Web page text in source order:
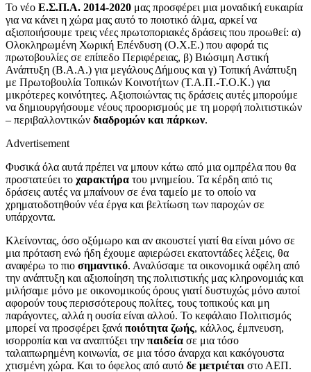
Το νέο Ε.Σ.Π.Α. 2014-2020 μας προσφέρει μια μοναδική ευκαιρία
για να κάνει η χώρα μας αυτό το ποιοτικό άλμα, αρκεί να
αξιοποιήσουμε τρεις νέες πρωτοποριακές δράσεις που προωθεί: α)
Ολοκληρωμένη Χωρική Επένδυση (Ο.Χ.Ε.) που αφορά τις
πρωτοβουλίες σε επίπεδο Περιφέρειας, β) Βιώσιμη Αστική
Ανάπτυξη (Β.Α.Α.) για μεγάλους Δήμους και γ) Τοπική Ανάπτυξη
με Πρωτοβουλία Τοπικών Κοινοτήτων (Τ.Α.Π.-Τ.Ο.Κ.) για
μικρότερες κοινότητες. Αξιοποιώντας τις δράσεις αυτές μπορούμε
να δημιουργήσουμε νέους προορισμούς με τη μορφή πολιτιστικών
– περιβαλλοντικών διαδρομών και πάρκων.
Advertisement
Φυσικά όλα αυτά πρέπει να μπουν κάτω από μια ομπρέλα που θα
προστατεύει το χαρακτήρα του μνημείου. Τα κέρδη από τις
δράσεις αυτές να μπαίνουν σε ένα ταμείο με το οποίο να
χρηματοδοτηθούν νέα έργα και βελτίωση των παροχών σε
υπάρχοντα.
Κλείνοντας, όσο οξύμωρο και αν ακουστεί γιατί θα είναι μόνο σε
μια πρόταση ενώ ήδη έχουμε αφιερώσει εκατοντάδες λέξεις, θα
αναφέρω το πιο σημαντικό. Αναλύσαμε τα οικονομικά οφέλη από
την ανάπτυξη και αξιοποίηση της πολιτιστικής μας κληρονομιάς και
μιλήσαμε μόνο με οικονομικούς όρους γιατί δυστυχώς μόνο αυτοί
αφορούν τους περισσότερους πολίτες, τους τοπικούς και μη
παράγοντες, αλλά η ουσία είναι αλλού. Το κεφάλαιο Πολιτισμός
μπορεί να προσφέρει ξανά ποιότητα ζωής, κάλλος, έμπνευση,
ισορροπία και να αναπτύξει την παιδεία σε μια τόσο
ταλαιπωρημένη κοινωνία, σε μια τόσο άναρχα και κακόγουστα
χτισμένη χώρα. Και το όφελος από αυτό δε μετριέται στο ΑΕΠ.